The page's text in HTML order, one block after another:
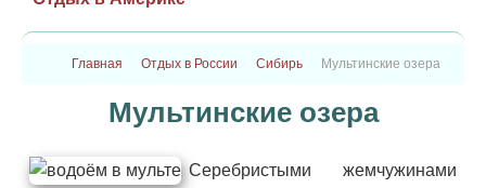
Главная Отдых в России Сибирь Мультинские озера
Мультинские озера
Серебристыми жемчужинами